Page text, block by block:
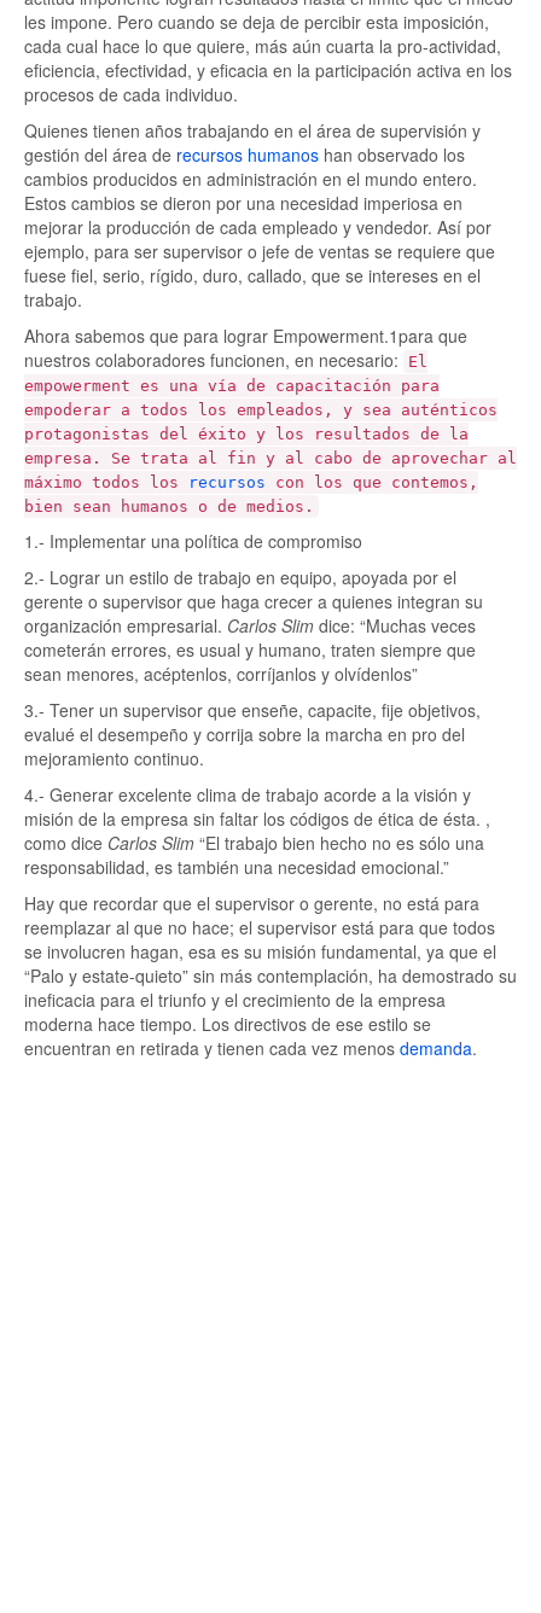
les impone. Pero cuando se deja de percibir esta imposición,
cada cual hace lo que quiere, más aún cuarta la pro-actividad,
eficiencia, efectividad, y eficacia en la participación activa en los
procesos de cada individuo.
Quienes tienen años trabajando en el área de supervisión y
gestión del área de recursos humanos han observado los
cambios producidos en administración en el mundo entero.
Estos cambios se dieron por una necesidad imperiosa en
mejorar la producción de cada empleado y vendedor. Así por
ejemplo, para ser supervisor o jefe de ventas se requiere que
fuese fiel, serio, rígido, duro, callado, que se intereses en el
trabajo.
Ahora sabemos que para lograr Empowerment.1para que
nuestros colaboradores funcionen, en necesario:
El
empowerment es una vía de capacitación para
empoderar a todos los empleados, y sea auténticos
protagonistas del éxito y los resultados de la
empresa. Se trata al fin y al cabo de aprovechar al
máximo todos los
recursos con los que contemos,
bien sean humanos o de medios.
1.- Implementar una política de compromiso
2.- Lograr un estilo de trabajo en equipo, apoyada por el
gerente o supervisor que haga crecer a quienes integran su
organización empresarial. Carlos Slim dice: Muchas veces
cometerán errores, es usual y humano, traten siempre que
sean menores, acéptenlos, corríjanlos y olvídenlos
3.- Tener un supervisor que enseñe, capacite, fije objetivos,
evalué el desempeño y corrija sobre la marcha en pro del
mejoramiento continuo.
4.- Generar excelente clima de trabajo acorde a la visión y
misión de la empresa sin faltar los códigos de ética de ésta. ,
como dice Carlos Slim El trabajo bien hecho no es sólo una
responsabilidad, es también una necesidad emocional.
Hay que recordar que el supervisor o gerente, no está para
reemplazar al que no hace; el supervisor está para que todos
se involucren hagan, esa es su misión fundamental, ya que el
“Palo y estate-quieto” sin más contemplación, ha demostrado su
ineficacia para el triunfo y el crecimiento de la empresa
moderna hace tiempo. Los directivos de ese estilo se
encuentran en retirada y tienen cada vez menos demanda.